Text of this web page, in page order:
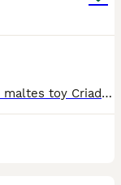
Cachorros disponibles de la raza Bichon maltes toy Criadores responsables y profesionales. Exigimos seriedad. Posibilidad de ver a los ejemplares en su lugar de nacimiento junto con sus padres. Se entregan con toda su documentación en regla. tlf 679 67 30 10 preferimos una llamada teléfonica para resolver dudas, pero podeis conocernos en altodelpago.es intagram@altodelpago